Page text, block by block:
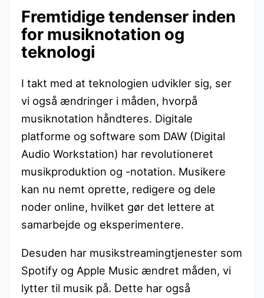
Fremtidige tendenser inden
for musiknotation og
teknologi
I takt med at teknologien udvikler sig, ser
vi også ændringer i måden, hvorpå
musiknotation håndteres. Digitale
platforme og software som DAW (Digital
Audio Workstation) har revolutioneret
musikproduktion og -notation. Musikere
kan nu nemt oprette, redigere og dele
noder online, hvilket gør det lettere at
samarbejde og eksperimentere.
Desuden har musikstreamingtjenester som
Spotify og Apple Music ændret måden, vi
lytter til musik på. Dette har også